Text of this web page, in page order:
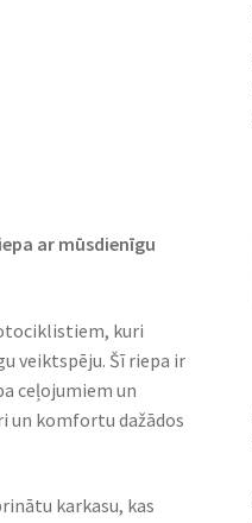
ar mūsdienīgu
kuri
veiktspēju. Šī riepa ir
ceļojumiem un
un komfortu dažādos
karkasu, kas